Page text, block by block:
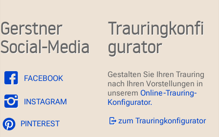
Gerstner
Social-Media
FACEBOOK
INSTAGRAM
PINTEREST
Trauringkonfi
gurator
Gestalten Sie Ihren Trauring
nach Ihren Vorstellungen in
unserem Online-Trauring-
Konfigurator.
zum Trauringkonfigurator